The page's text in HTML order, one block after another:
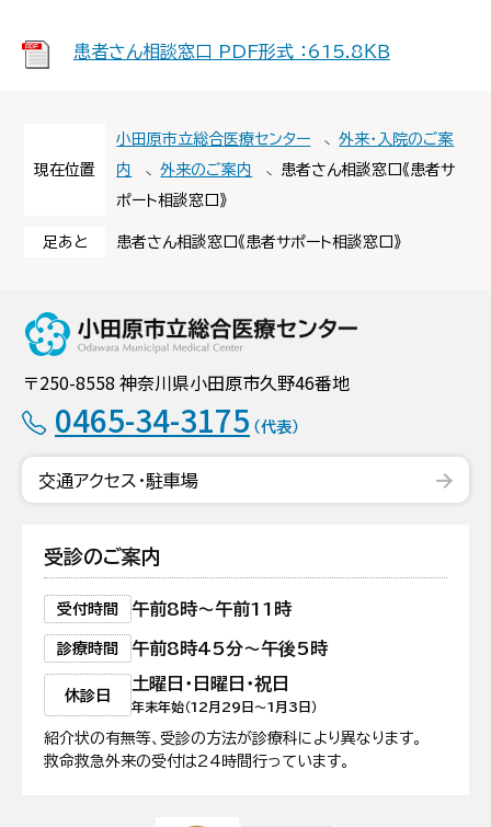
現在位置
小田原市立総合医療センター
外来・入院のご案
内
外来のご案内
患者さん相談窓口《患者サ
ポート相談窓口》
足あと 患者さん相談窓口《患者サポート相談窓口》
患者さん相談窓口 PDF形式 ：615.8ＫＢ
〒250-8558 神奈川県小田原市久野46番地
0465-34-3175 （代表）
交通アクセス・駐車場
受診のご案内
受付時間 午前8時〜午前11時
診療時間 午前8時45分〜午後5時
休診日
土曜日・日曜日・祝日
年末年始（12月29日〜1月3日）
紹介状の有無等、受診の方法が診療科により異なります。
救命救急外来の受付は24時間行っています。